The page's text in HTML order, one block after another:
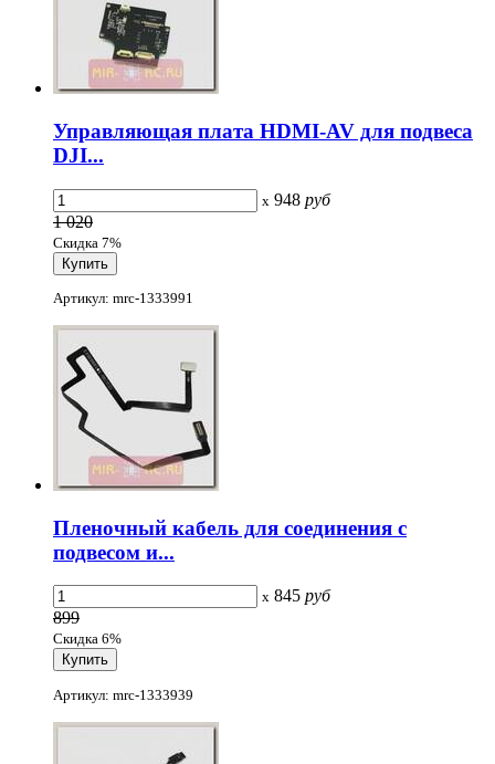
Управляющая плата HDMI-AV для подвеса
DJI...
x 948 руб
1 020
Скидка 7%
Артикул: mrc-1333991
Пленочный кабель для соединения с
подвесом и...
x 845 руб
899
Скидка 6%
Артикул: mrc-1333939